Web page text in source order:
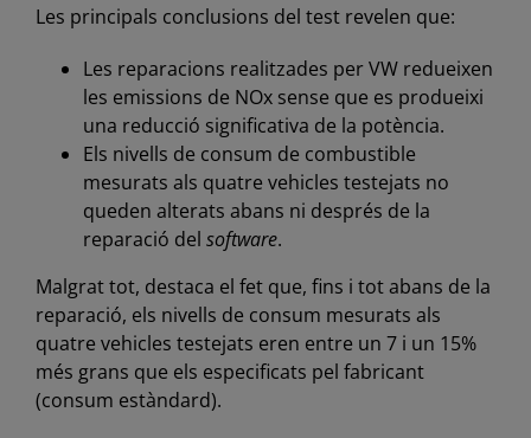
Les principals conclusions del test revelen que:
Les reparacions realitzades per VW redueixen
les emissions de NOx sense que es produeixi
una reducció significativa de la potència.
Els nivells de consum de combustible
mesurats als quatre vehicles testejats no
queden alterats abans ni després de la
reparació del software.
Malgrat tot, destaca el fet que, fins i tot abans de la
reparació, els nivells de consum mesurats als
quatre vehicles testejats eren entre un 7 i un 15%
més grans que els especificats pel fabricant
(consum estàndard).